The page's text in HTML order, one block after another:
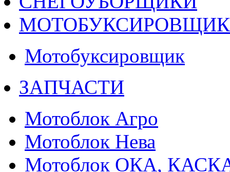
Мотобуксировщик
ЗАПЧАСТИ
Мотоблок Агро
Мотоблок Нева
Мотоблок ОКА,